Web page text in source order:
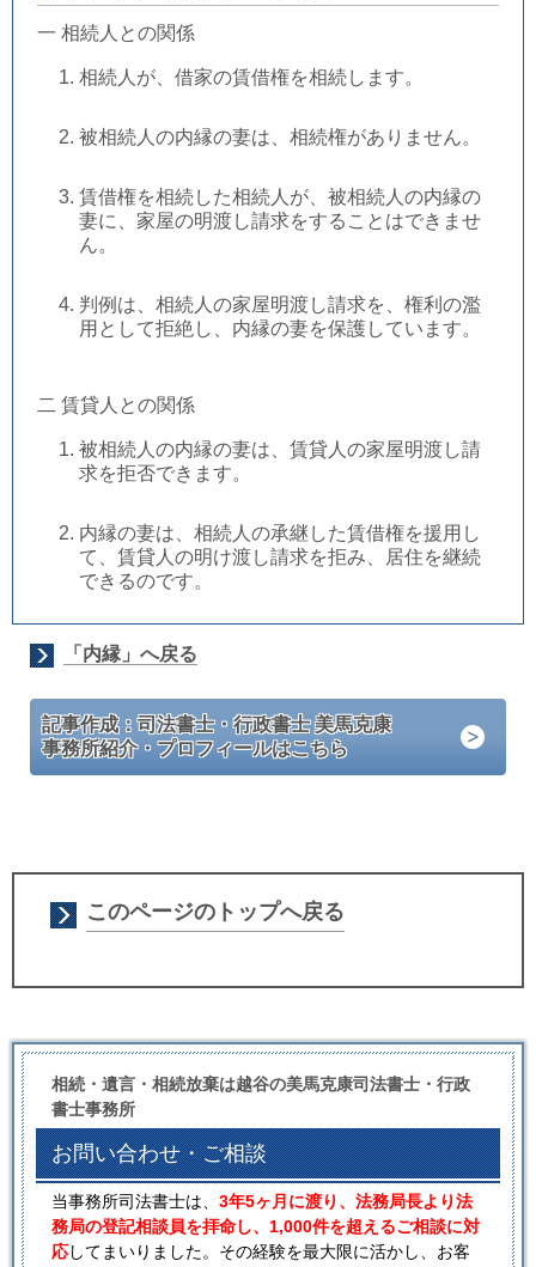
一 相続人との関係
相続人が、借家の賃借権を相続します。
被相続人の内縁の妻は、相続権がありません。
賃借権を相続した相続人が、被相続人の内縁の
妻に、家屋の明渡し請求をすることはできませ
ん。
判例は、相続人の家屋明渡し請求を、権利の濫
用として拒絶し、内縁の妻を保護しています。
二 賃貸人との関係
被相続人の内縁の妻は、賃貸人の家屋明渡し請
求を拒否できます。
内縁の妻は、相続人の承継した賃借権を援用し
て、賃貸人の明け渡し請求を拒み、居住を継続
できるのです。
「内縁」へ戻る
記事作成：司法書士・行政書士 美馬克康
事務所紹介・プロフィールはこちら
このページのトップへ戻る
相続・遺言・相続放棄は越谷の美馬克康司法書士・行政
書士事務所
お問い合わせ・ご相談
当事務所司法書士は、 3年5ヶ月に渡り、法務局長より法
務局の登記相談員を拝命し、1,000件を超えるご相談に対
応してまいりました。その経験を最大限に活かし、お客